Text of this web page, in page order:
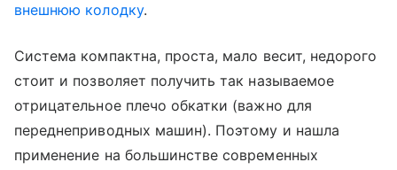
внешнюю колодку.
Система компактна, проста, мало весит, недорого
стоит и позволяет получить так называемое
отрицательное плечо обкатки (важно для
переднеприводных машин). Поэтому и нашла
применение на большинстве современных